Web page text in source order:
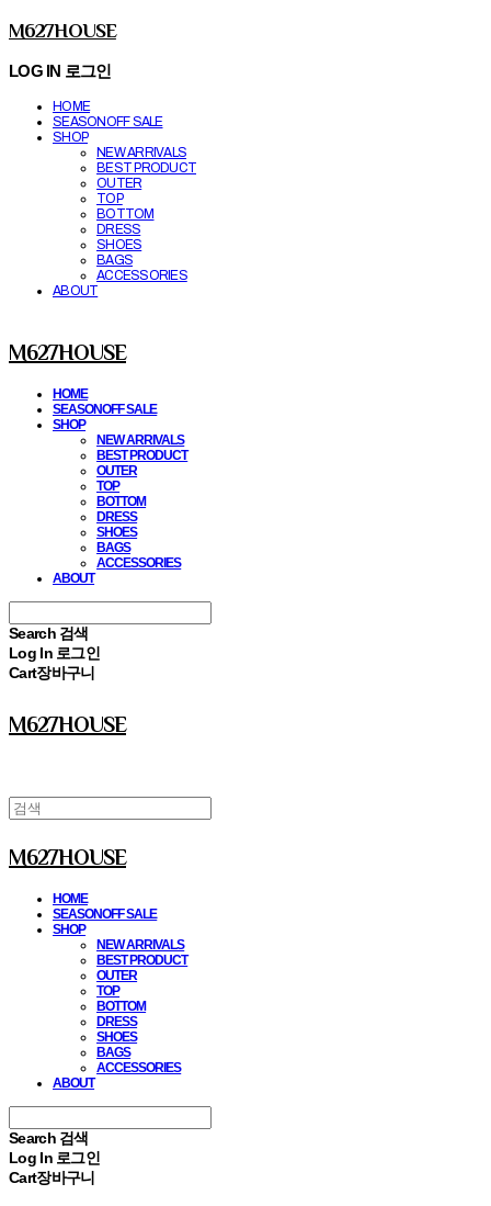
M627HOUSE
LOG IN 로그인
HOME
SEASONOFF SALE
SHOP
NEW ARRIVALS
BEST PRODUCT
OUTER
TOP
BOTTOM
DRESS
SHOES
BAGS
ACCESSORIES
ABOUT
M627HOUSE
HOME
SEASONOFF SALE
SHOP
NEW ARRIVALS
BEST PRODUCT
OUTER
TOP
BOTTOM
DRESS
SHOES
BAGS
ACCESSORIES
ABOUT
Search 검색
Log In 로그인
Cart장바구니
M627HOUSE
M627HOUSE
HOME
SEASONOFF SALE
SHOP
NEW ARRIVALS
BEST PRODUCT
OUTER
TOP
BOTTOM
DRESS
SHOES
BAGS
ACCESSORIES
ABOUT
Search 검색
Log In 로그인
Cart장바구니